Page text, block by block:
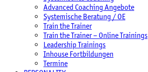
Advanced Coaching Angebote
Systemische Beratung / OE
Train the Trainer
Train the Trainer – Online Trainings
Leadership Trainings
Inhouse Fortbildungen
Termine